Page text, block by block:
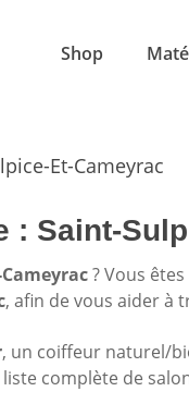
Shop
Et-Cameyrac
Saint-
? Vous
, afin de vous aider à
, un coiffeur naturel/
complète de